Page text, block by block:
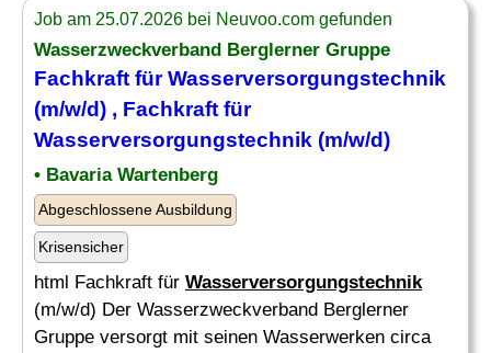
Job am 25.07.2026 bei Neuvoo.com gefunden
Wasserzweckverband Berglerner Gruppe
Fachkraft fürWasserversorgungstechnik
(m/w/d) , Fachkraft für
Wasserversorgungstechnik (m/w/d)
• Bavaria Wartenberg
Abgeschlossene Ausbildung
Krisensicher
html Fachkraft für Wasserversorgungstechnik
(m/w/d) Der Wasserzweckverband Berglerner
Gruppe versorgt mit seinen Wasserwerken circa